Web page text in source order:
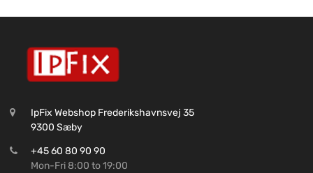
IpFix Webshop Frederikshavnsvej 35
9300 Sæby
+45 60 80 90 90
Mon-Fri 8:00 to 19:00